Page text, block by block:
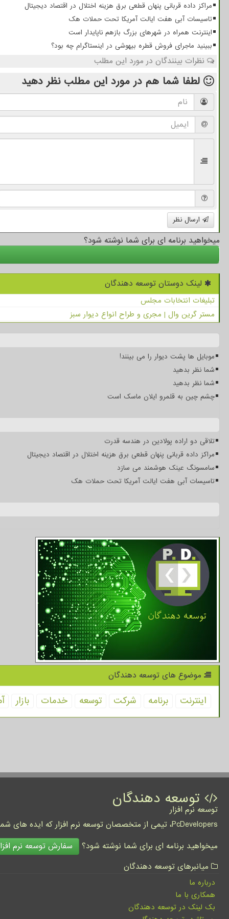
مراکز داده قربانی پنهان قطعی برق هزینه اختلال در اقتصاد دیجیتال
تاسیسات آبی هفت ایالت آمریکا تحت حملات هک
اینترنت همراه در شهرهای بزرگ بازهم ناپایدار است
ببینید ماجرای فروش قطره بیهوشی در اینستاگرام چه بود؟
نظرات بینندگان در مورد این مطلب
لطفا شما هم در مورد این مطلب نظر دهید
ارسال نظر
میخواهید برنامه ای برای شما نوشته شود؟
لینک دوستان توسعه دهندگان
تبلیغات انتخابات مجلس
مستر گرین وال | مجری و طراح انواع دیوار سبز
موبایل ها پشت دیوار را می بینند!
شما نظر بدهید
شما نظر بدهید
چشم چین به قلمرو ایلان ماسک است
تلاقی دو اراده پولادین در هندسه قدرت
مراکز داده قربانی پنهان قطعی برق هزینه اختلال در اقتصاد دیجیتال
سامسونگ عینک هوشمند می سازد
تاسیسات آبی هفت ایالت آمریکا تحت حملات هک
موضوع های توسعه دهندگان
اینترنت برنامه شركت توسعه خدمات بازار
توسعه دهندگان
توسعه نرم افزار
PcDevelopers، تیمی از متخصصان توسعه نرم افزار که ایده های شما را به واقعیت تبدیل نموده و کسب و کار شما را متحول می کنند.
میخواهید برنامه ای برای شما نوشته شود؟
سفارش توسعه نرم
میانبرهای توسعه دهندگان
درباره ما
همکاری با ما
بک لینک در توسعه دهندگان